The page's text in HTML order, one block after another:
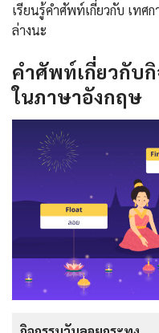
เรียนรู้คำศัพท์เกี่ยวกับ เทศ
ล่างนะ
คําศัพท์เกี่ยวกับ
ในภาษาอังกฤษ